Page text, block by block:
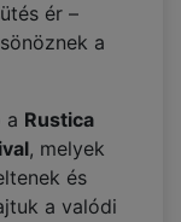
ér –
a
a Rustica
, melyek
és
a valódi